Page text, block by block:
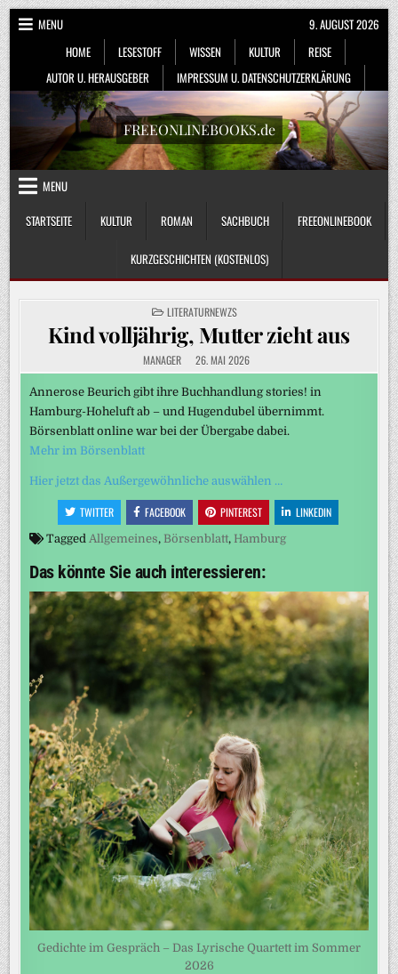
Skip
to
content
MENU
HOME
LESESTOFF WISSEN KULTUR
REISE
AUTOR U. HERAUSGEBER
IMPRESSUM U. DATENSCHUTZERKLÄRUNG
9. AUGUST 2026
FREEONLINEBOOKS.de
MENU
STARTSEITE
KULTUR ROMAN SACHBUCH FREEONLINEBOOK
KURZGESCHICHTEN (KOSTENLOS)
POSTED
IN
LITERATURNEWZS
Kind volljährig, Mutter zieht aus
MANAGER 26. MAI 2026
Annerose Beurich gibt ihre Buchhandlung stories! in
Hamburg-Hoheluft ab – und Hugendubel übernimmt.
Börsenblatt online war bei der Übergabe dabei.
Mehr im Börsenblatt
Hier jetzt das Außergewöhnliche auswählen …
TWITTER FACEBOOK PINTEREST LINKEDIN
Tagged Allgemeines, Börsenblatt, Hamburg
Das könnte Sie auch interessieren:
Gedichte im Gespräch – Das Lyrische Quartett im Sommer
2026